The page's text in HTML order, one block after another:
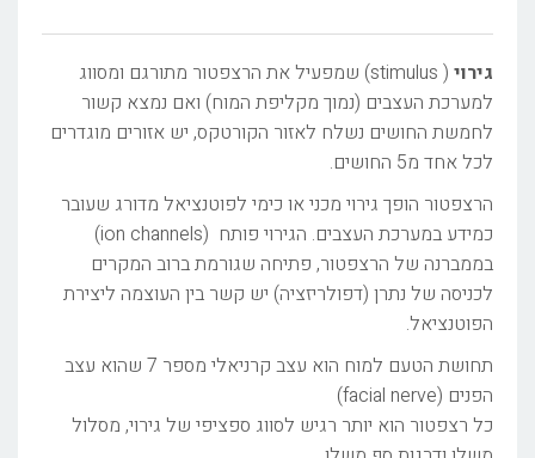
גירוי
( stimulus) שמפעיל את הרצפטור מתורגם ומסווג
למערכת העצבים (נמוך מקליפת המוח) ואם נמצא קשור
לחמשת החושים נשלח לאזור הקורטקס, יש אזורים מוגדרים
לכל אחד מ5 החושים.
הרצפטור הופך גירוי מכני או כימי לפוטנציאל מדורג שעובר
כמידע במערכת העצבים. הגירוי פותח (ion channels)
בממברנה של הרצפטור, פתיחה שגורמת ברוב המקרים
לכניסה של נתרן (דפולריזציה) יש קשר בין העוצמה ליצירת
הפוטנציאל.
תחושת הטעם למוח הוא עצב קרניאלי מספר 7 שהוא עצב
הפנים (facial nerve)
כל רצפטור הוא יותר רגיש לסווג ספציפי של גירוי, מסלול